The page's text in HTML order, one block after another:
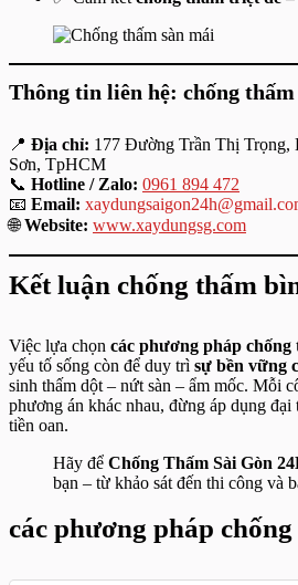
Thông tin liên hệ: chống
📍 Địa chỉ: 177 Đường Trần Thị Trọng,
Sơn, TpHCM
📞 Hotline / Zalo: 0961 894 472
📧 Email:
🌐Website: www.xaydungsg.com
Kết luận chống thấm
Việc lựa chọn các phương pháp
yếu tố sống còn để duy trì sự bền vững
sinh thấm dột – nứt sàn – ẩm mốc. Mỗi
phương án khác nhau, đừng áp dụng đại
tiền oan.
Hãy để Chống Thấm Sài Gòn
bạn – từ khảo sát đến thi công và
các phương pháp